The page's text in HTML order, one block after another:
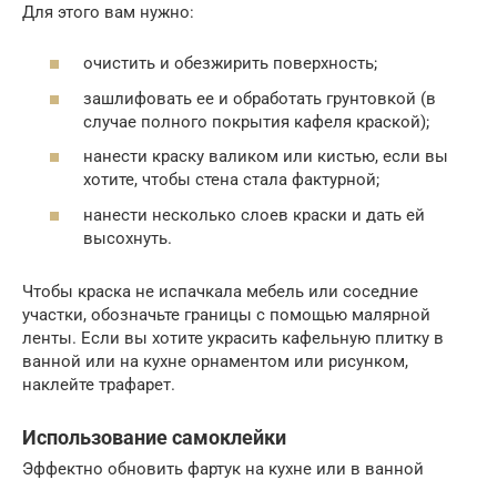
Для этого вам нужно:
очистить и обезжирить поверхность;
зашлифовать ее и обработать грунтовкой (в
случае полного покрытия кафеля краской);
нанести краску валиком или кистью, если вы
хотите, чтобы стена стала фактурной;
нанести несколько слоев краски и дать ей
высохнуть.
Чтобы краска не испачкала мебель или соседние
участки, обозначьте границы с помощью малярной
ленты. Если вы хотите украсить кафельную плитку в
ванной или на кухне орнаментом или рисунком,
наклейте трафарет.
Использование самоклейки
Эффектно обновить фартук на кухне или в ванной